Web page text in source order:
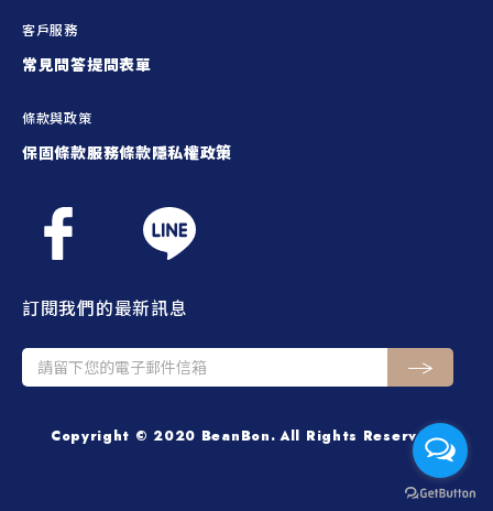
客戶服務
常見問答提問表單
條款與政策
保固條款服務條款隱私權政策
訂閱我們的最新訊息
Copyright © 2020 BeanBon. All Rights Reserved.